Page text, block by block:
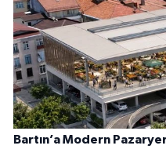
Bartın’a Modern